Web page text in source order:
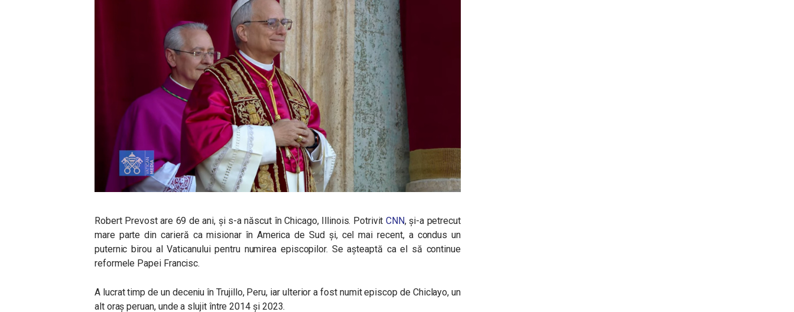
Robert Prevost are 69 de ani, și s-a născut în Chicago, Illinois. Potrivit CNN, și-a petrecut
mare parte din carieră ca misionar în America de Sud și, cel mai recent, a condus un
puternic birou al Vaticanului pentru numirea episcopilor. Se așteaptă ca el să continue
reformele Papei Francisc.
A lucrat timp de un deceniu în Trujillo, Peru, iar ulterior a fost numit episcop de Chiclayo, un
alt oraș peruan, unde a slujit între 2014 și 2023.